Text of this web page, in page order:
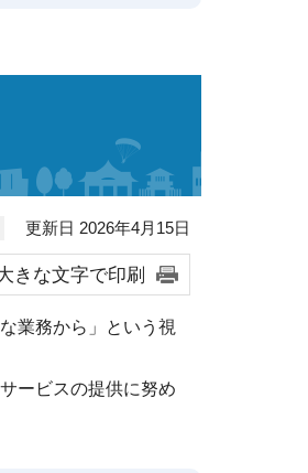
更新日 2026年4月15日
きな文字で印刷
業務から」という視
ービスの提供に努め